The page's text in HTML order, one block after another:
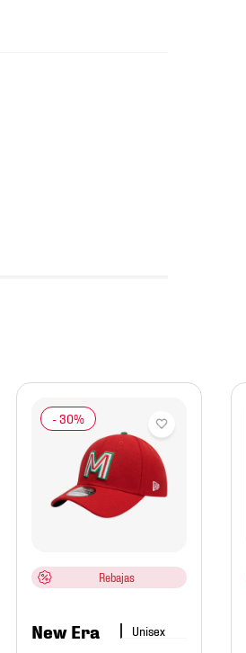
Rebajas
New Era